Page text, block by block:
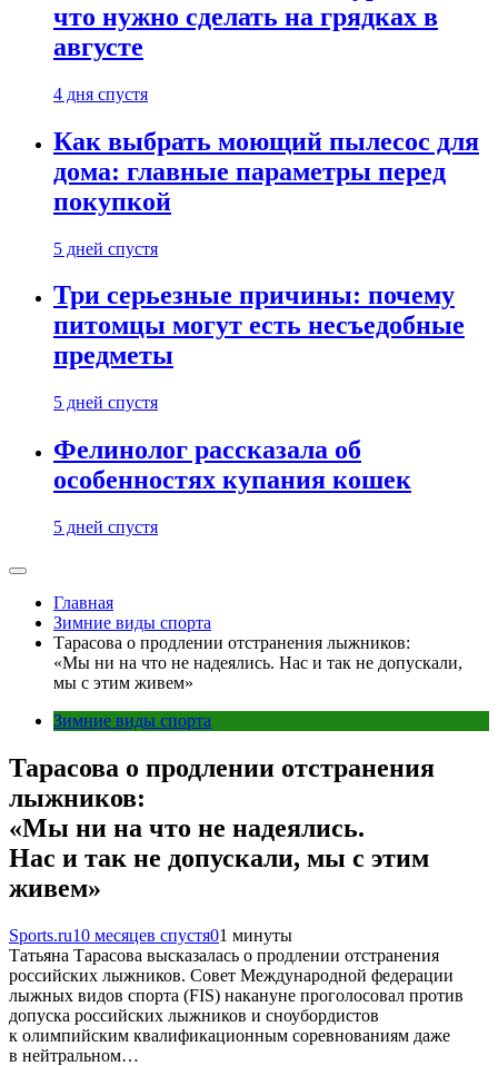
что нужно сделать на грядках в
августе
4 дня спустя
Как выбрать моющий пылесос для
дома: главные параметры перед
покупкой
5 дней спустя
Три серьезные причины: почему
питомцы могут есть несъедобные
предметы
5 дней спустя
Фелинолог рассказала об
особенностях купания кошек
5 дней спустя
Главная
Зимние виды спорта
Тарасова о продлении отстранения лыжников:
«Мы ни на что не надеялись. Нас и так не допускали,
мы с этим живем»
Зимние виды спорта
Тарасова о продлении отстранения
лыжников:
«Мы ни на что не надеялись.
Нас и так не допускали, мы с этим
живем»
Sports.ru10 месяцев спустя01 минуты
Татьяна Тарасова высказалась о продлении отстранения
российских лыжников. Совет Международной федерации
лыжных видов спорта (FIS) накануне проголосовал против
допуска российских лыжников и сноубордистов
к олимпийским квалификационным соревнованиям даже
в нейтральном…